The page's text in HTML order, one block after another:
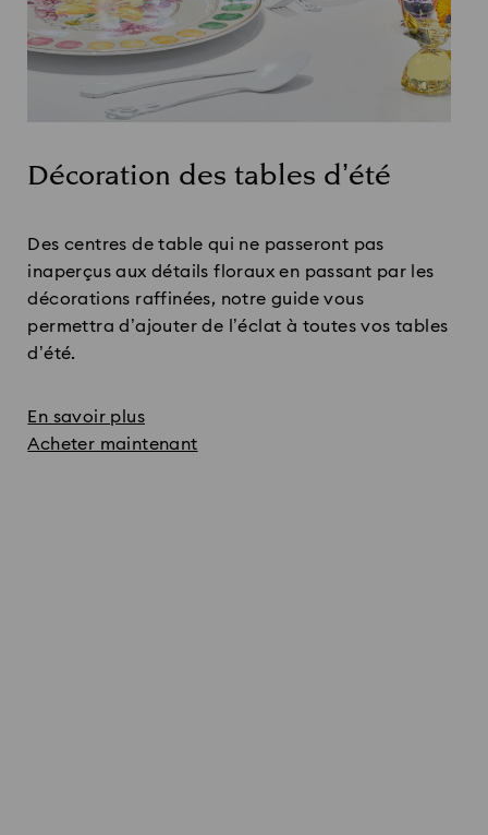
Décoration des tables d’été
Des centres de table qui ne passeront pas
inaperçus aux détails floraux en passant par les
décorations raffinées, notre guide vous
permettra d’ajouter de l’éclat à toutes vos tables
d’été.
En savoir plus
Acheter maintenant